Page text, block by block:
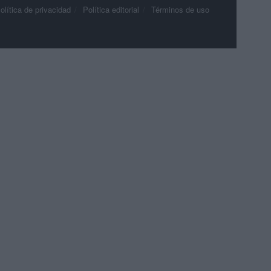
de privacidad Política editorial Términos de uso